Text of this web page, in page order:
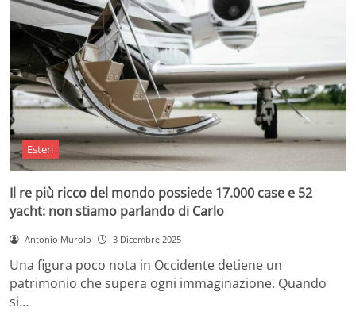
Esteri
Il re più ricco del mondo possiede 17.000 case e 52
yacht: non stiamo parlando di Carlo
Antonio Murolo 3 Dicembre 2025
Una figura poco nota in Occidente detiene un
patrimonio che supera ogni immaginazione. Quando
si…